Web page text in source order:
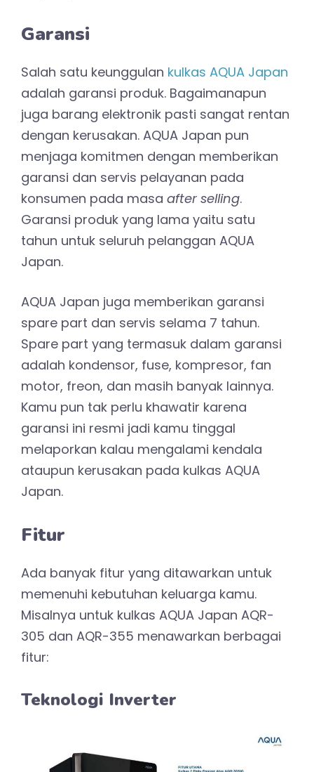
Garansi
Salah satu keunggulan kulkas AQUA Japan
adalah garansi produk. Bagaimanapun
juga barang elektronik pasti sangat rentan
dengan kerusakan. AQUA Japan pun
menjaga komitmen dengan memberikan
garansi dan servis pelayanan pada
konsumen pada masa after selling.
Garansi produk yang lama yaitu satu
tahun untuk seluruh pelanggan AQUA
Japan.
AQUA Japan juga memberikan garansi
spare part dan servis selama 7 tahun.
Spare part yang termasuk dalam garansi
adalah kondensor, fuse, kompresor, fan
motor, freon, dan masih banyak lainnya.
Kamu pun tak perlu khawatir karena
garansi ini resmi jadi kamu tinggal
melaporkan kalau mengalami kendala
ataupun kerusakan pada kulkas AQUA
Japan.
Fitur
Ada banyak fitur yang ditawarkan untuk
memenuhi kebutuhan keluarga kamu.
Misalnya untuk kulkas AQUA Japan AQR-
305 dan AQR-355 menawarkan berbagai
fitur:
Teknologi Inverter